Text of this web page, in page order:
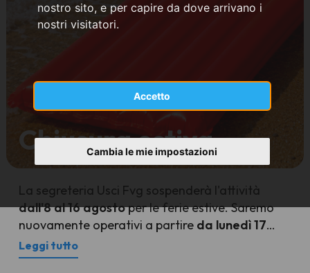
nostro sito, e per capire da dove arrivano i
nostri visitatori.
Accetto
Cambia le mie impostazioni
Chiusura estiva
La segreteria Usci Fvg sospenderà l'attività
dall'8 al 16 agostoper le ferie estive. Saremo
nuovamente operativi a partire da lunedì 17
agosto.
Leggi tutto